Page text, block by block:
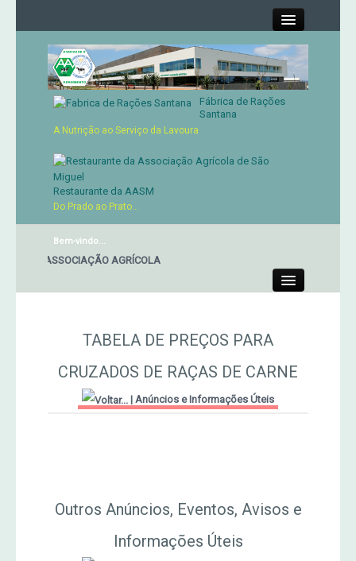
Contactos
Serviços
Concursos Micaelenses
Jornal Agricultor 2000
Fábrica de Rações
Santana
A Nutrição ao Serviço da Lavoura
Restaurante da AASM
Do Prado ao Prato...
Bem-vindo...
DA ASSOCIAÇÃO AGRÍCOLA
MERCADO AGRÍCOLA DE SANTANA
TABELA DE PREÇOS PARA
CRUZADOS DE RAÇAS DE CARNE
| Anúncios e Informações Úteis
Outros Anúncios, Eventos, Avisos e
Informações Úteis